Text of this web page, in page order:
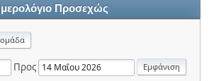
Προσεχώς
Προς